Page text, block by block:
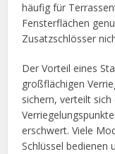
häufig für
Fensterflächen
Zusatzschlösser
Der Vorteil eines
großflächigen
sichern, verteilt
erschwert. Viele
Schlüssel bedienen